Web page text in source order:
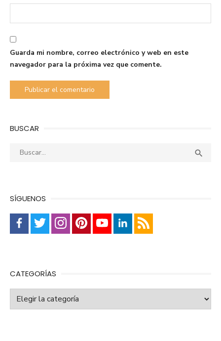
Guarda mi nombre, correo electrónico y web en este
navegador para la próxima vez que comente.
BUSCAR
Buscar: 
SÍGUENOS
CATEGORÍAS
Categorías